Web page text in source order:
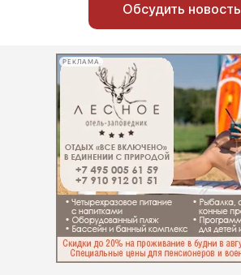
Обсудить новость
РЕКЛАМА